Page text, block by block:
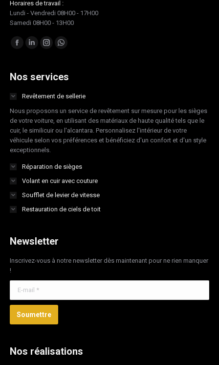
Horaires de travail :
Lundi - Vendredi 08H00 - 17H00
Samedi 08H00 - 13H00
Trouvez nous sur :
Facebook
opens
new
window
LinkedIn
opens
new
window
Instagram
opens
new
window
Whatsapp
opens
new
window
Nos services
Revêtement de sellerie
Nous proposons un service de revêtement sur mesure pour les sièges
de votre voiture, en utilisant des matériaux de haute qualité tels que le
cuir, le similicuir ou l'alcantara. Personnalisez l'intérieur de votre
véhicule selon vos préférences et bénéficiez d'un confort et d'un style
exceptionnels.
Réparation de sièges
Volant en cuir avec couture
Soufflet de levier de vitesse
Restauration de ciels de toit
Newsletter
Inscrivez-vous à notre newsletter dès maintenant pour ne rien manquer
!
Soumettre
Nos réalisations